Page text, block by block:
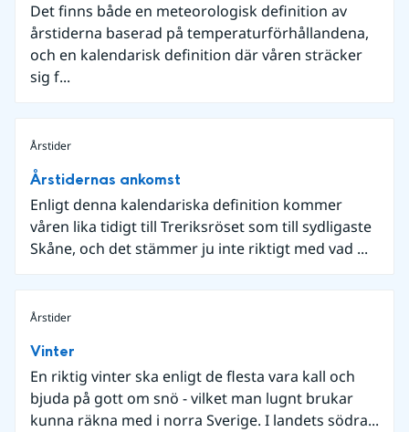
Det finns både en meteorologisk definition av
årstiderna baserad på temperaturförhållandena,
och en kalendarisk definition där våren sträcker
sig f...
Årstider
Årstidernas ankomst
Enligt denna kalendariska definition kommer
våren lika tidigt till Treriksröset som till sydligaste
Skåne, och det stämmer ju inte riktigt med vad ...
Årstider
Vinter
En riktig vinter ska enligt de flesta vara kall och
bjuda på gott om snö - vilket man lugnt brukar
kunna räkna med i norra Sverige. I landets södra...